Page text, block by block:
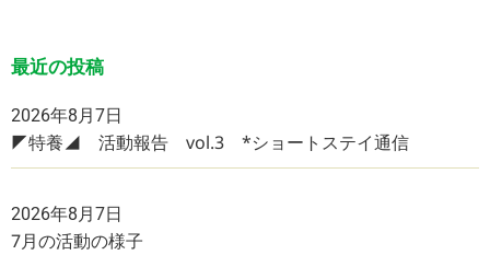
最近の投稿
2026年8月7日
◤特養◢ 活動報告 vol.3 *ショートステイ通信
2026年8月7日
7月の活動の様子